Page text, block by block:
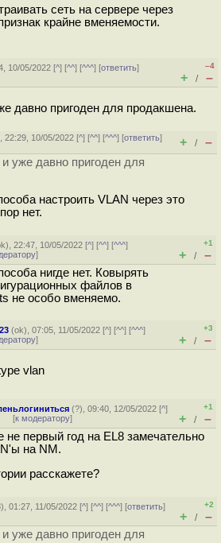
сеть на сервере через
крайне вменяемости.
10/05/2022 [^] [^^] [^^^] [ответить]
–4
+ / –
давно пригоден для продакшена.
22:29, 10/05/2022 [^] [^^] [^^^] [ответить]
+ / –
уже давно пригоден для
настроить VLAN через это
нет.
), 22:47, 10/05/2022 [^] [^^] [^^^]
]
+1
+ / –
нигде нет. Ковырять
файлов в
не особо вменяемо.
(ok), 07:05, 11/05/2022 [^] [^^] [^^^]
]
+3
+ / –
vlan
(?), 09:40, 12/05/2022 [^]
[к модератору]
+1
+ / –
первый год на EL8 замечательно
на NM.
расскажете?
), 01:27, 11/05/2022 [^] [^^] [^^^] [ответить]
+2
+ / –
уже давно пригоден для